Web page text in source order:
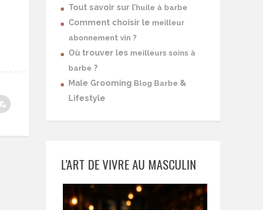
Tout savoir sur l’ huile à barbe
Comment choisir le meilleur
abonnement vin ?
Où trouver les meilleurs soins à
barbe ?
Male Grooming Blog Barbe &
Lifestyle
L’ART DE VIVRE AU MASCULIN